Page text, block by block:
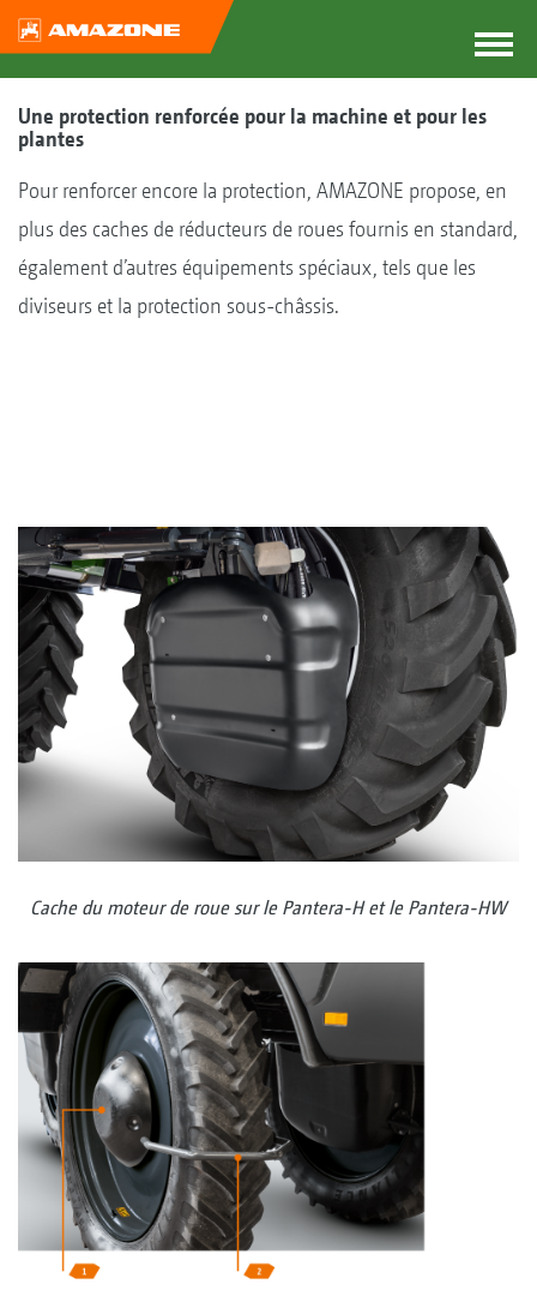
Une protection renforcée pour la machine et pour les
plantes
Pour renforcer encore la protection, AMAZONE propose, en
plus des caches de réducteurs de roues fournis en standard,
également d’autres équipements spéciaux, tels que les
diviseurs et la protection sous-châssis.
Cache du moteur de roue sur le Pantera-H et le Pantera-HW